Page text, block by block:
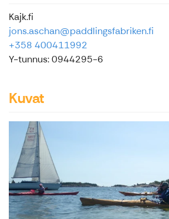
Kajk.fi
jons.aschan@paddlingsfabriken.fi
+358 400411992
Y-tunnus: 0944295-6
Kuvat